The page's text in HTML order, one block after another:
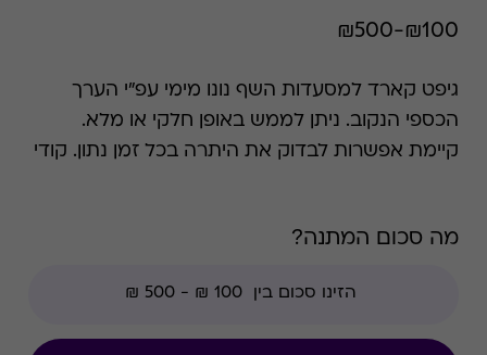
₪100-₪500
גיפט קארד למסעדות השף נונו מימי עפ"י הערך
הכספי הנקוב. ניתן לממש באופן חלקי או מלא.
קיימת אפשרות לבדוק את היתרה בכל זמן נתון. קודי
מה סכום המתנה?